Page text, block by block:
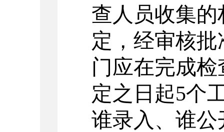
查人员收集
定，经审核
门应在完成
定之日起5个
谁录入、谁公